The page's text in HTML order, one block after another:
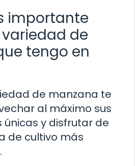
importante
de
tengo en
de manzana te
al máximo sus
y disfrutar de
de cultivo más